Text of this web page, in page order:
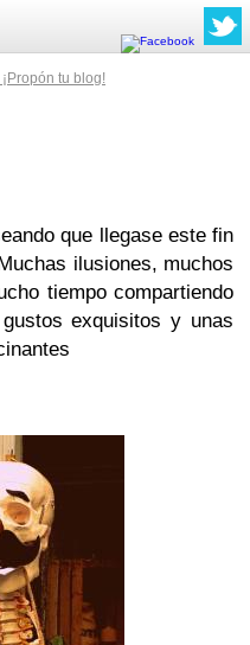
tu blog!
que llegase este fin
ilusiones, muchos
tiempo compartiendo
exquisitos y unas